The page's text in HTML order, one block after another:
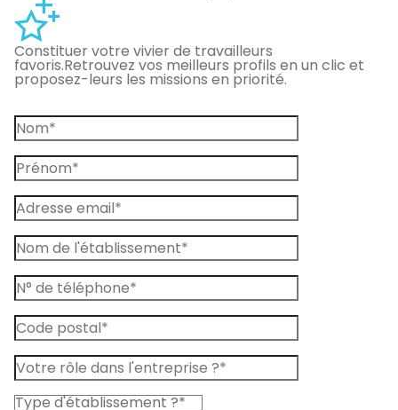
Constituer votre vivier de travailleurs
favoris.Retrouvez vos meilleurs profils en un clic et
proposez-leurs les missions en priorité.